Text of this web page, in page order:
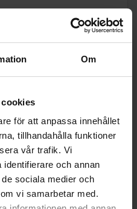
Om
för att anpassa innehållet
tillhandahålla funktioner
vår trafik. Vi
och annan
sociala medier och
vi samarbetar med.